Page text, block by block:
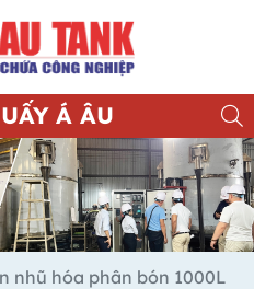
Á ÂU
nhũ hóa phân bón 1000L